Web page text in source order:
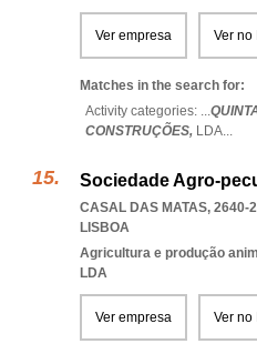
Ver empresa Ver no
Matches in the search for:
Activity categories: ...
CONSTRUÇÕES, LDA...
Sociedade Agro-
CASAL DAS MATAS, 2640-
LISBOA
Agricultura e produção
LDA
Ver empresa Ver no